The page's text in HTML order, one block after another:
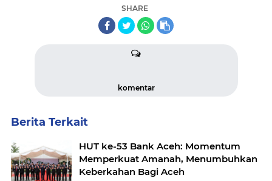
SHARE
komentar
Berita Terkait
HUT ke-53 Bank Aceh: Momentum
Memperkuat Amanah, Menumbuhkan
Keberkahan Bagi Aceh